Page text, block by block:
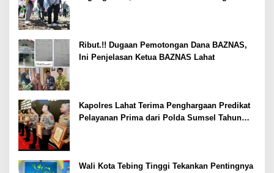
Ribut.!! Dugaan Pemotongan Dana BAZNAS,
Ini Penjelasan Ketua BAZNAS Lahat
Kapolres Lahat Terima Penghargaan Predikat
Pelayanan Prima dari Polda Sumsel Tahun
Wali Kota Tebing Tinggi Tekankan Pentingnya